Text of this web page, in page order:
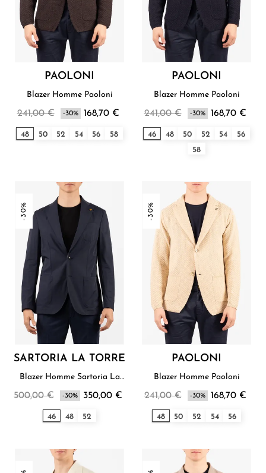
PAOLONI
Blazer Homme Paoloni
241,00 € -30% 168,70 €
48 50 52 54 56 58
PAOLONI
Blazer Homme Paoloni
241,00 € -30% 168,70 €
46 48 50 52 54
56
58
-30%
SARTORIA LA TORRE
Blazer Homme Sartoria La
500,00 € -30% 350,00 €
46 48 52
-30%
PAOLONI
Blazer Homme Paoloni
241,00 € -30% 168,70 €
48 50 52 54 56